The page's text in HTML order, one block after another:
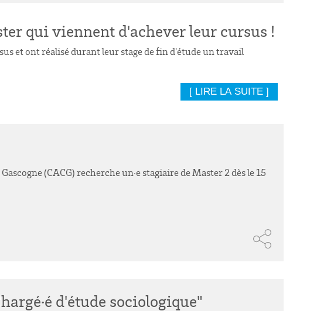
qui viennent d'achever leur cursus !
et ont réalisé durant leur stage de fin d'étude un travail
[ LIRE LA SUITE ]
(CACG) recherche un·e stagiaire de Master 2 dès le 15
d'étude sociologique"